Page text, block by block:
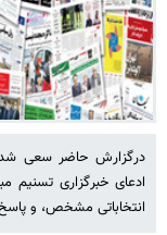
درگزارش حاضر سعی
ادعای خبرگزاری تسنیم
انتخاباتی مشخص، و